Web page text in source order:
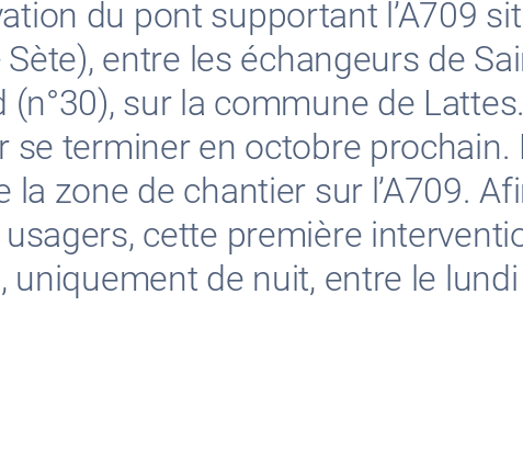
du pont supportant l’A709
entre les échangeurs de
sur la commune de
se terminer en octobre prochain.
zone de chantier sur l’A709.
cette première
de nuit, entre le